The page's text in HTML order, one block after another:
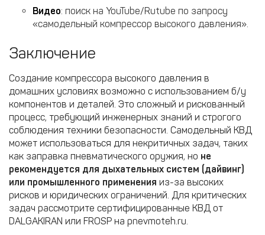
Видео: поиск на YouTube/Rutube по запросу
«самодельный компрессор высокого давления».
Заключение
Создание компрессора высокого давления в
домашних условиях возможно с использованием б/у
компонентов и деталей. Это сложный и рискованный
процесс, требующий инженерных знаний и строгого
соблюдения техники безопасности. Самодельный КВД
может использоваться для некритичных задач, таких
как заправка пневматического оружия, но не
рекомендуется для дыхательных систем (дайвинг)
или промышленного применения из-за высоких
рисков и юридических ограничений. Для критических
задач рассмотрите сертифицированные КВД от
DALGAKIRAN или FROSP на pnevmoteh.ru.